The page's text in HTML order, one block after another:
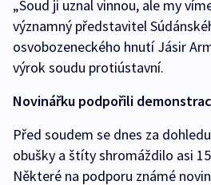
„Soud ji uznal vinnou, ale my
významný představitel
osvobozeneckého hnutí Jásir
výrok soudu protiústavní.
Novinářku podpořili
Před soudem se dnes za
obušky a štíty shromáždilo asi
Některé na podporu známé